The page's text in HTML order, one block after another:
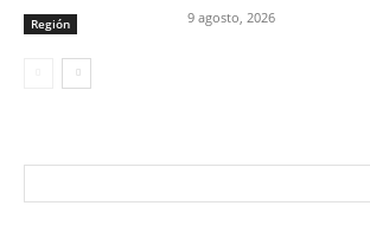
Región 9 agosto, 2026